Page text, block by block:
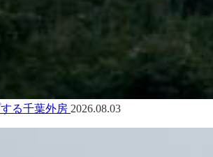
る千葉外房 2026.08.03